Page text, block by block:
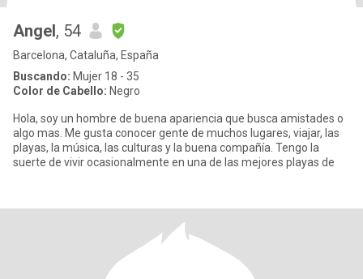
Angel, 54
Barcelona, Cataluña, España
Buscando: Mujer 18 - 35
Color de Cabello: Negro
Hola, soy un hombre de buena apariencia que busca amistades o
algo mas. Me gusta conocer gente de muchos lugares, viajar, las
playas, la música, las culturas y la buena compañía. Tengo la
suerte de vivir ocasionalmente en una de las mejores playas de